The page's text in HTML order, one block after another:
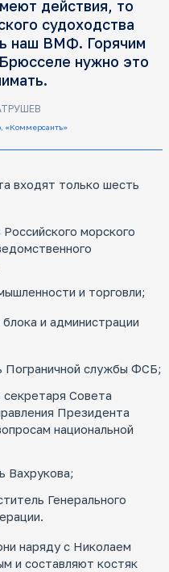
действия, то
судоходства
наш ВМФ. Горячим
нужно это
«Коммерсантъ»
входят только шесть
морского
и торговли;
и администрации
Пограничной службы ФСБ;
Совета
Президента
национальной
Вахрукова;
Генерального
наряду с Николаем
и составляют костяк